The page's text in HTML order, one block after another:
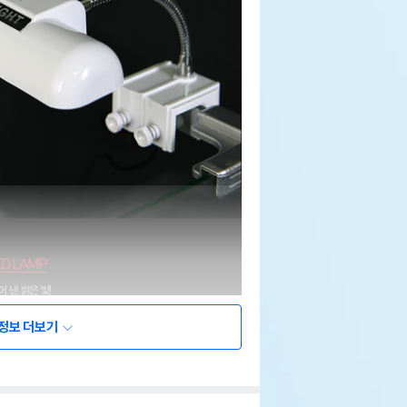
보 더보기